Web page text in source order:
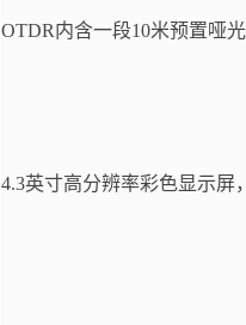
OTDR内含一段10米预置哑
4.3英寸高分辨率彩色显示屏